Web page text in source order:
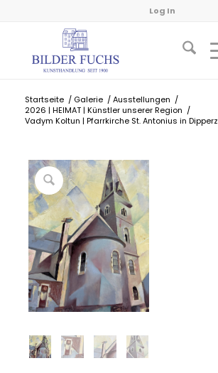
Log In
Startseite / Galerie / Ausstellungen /
2026 | HEIMAT | Künstler unserer Region /
Vadym Koltun | Pfarrkirche St. Antonius in Dipperz